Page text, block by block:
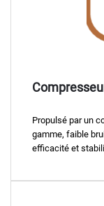
Propulsé par un
gamme, faible
efficacité et